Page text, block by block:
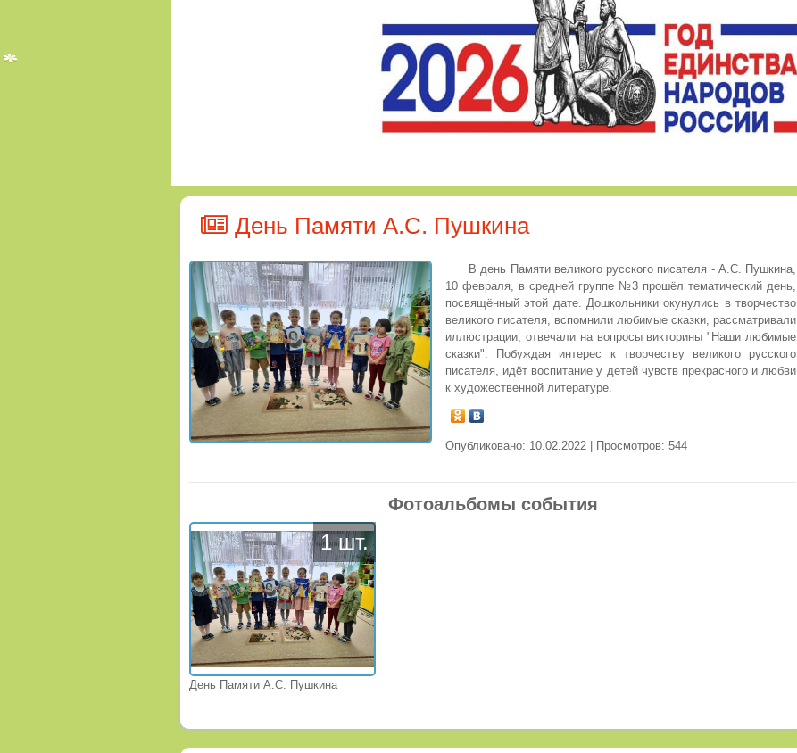
День Памяти А.С. Пушкина
В день Памяти великого русского писателя - А.С. Пушкина,
10 февраля, в средней группе №3 прошёл тематический день,
посвящённый этой дате. Дошкольники окунулись в творчество
великого писателя, вспомнили любимые сказки, рассматривали
иллюстрации, отвечали на вопросы викторины "Наши любимые
сказки". Побуждая интерес к творчеству великого русского
писателя, идёт воспитание у детей чувств прекрасного и любви
к художественной литературе.
Опубликовано: 10.02.2022 | Просмотров: 544
Фотоальбомы события
1 шт.
День Памяти А.С. Пушкина